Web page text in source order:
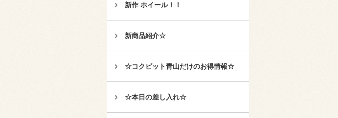
新作 ホイール！！
新商品紹介☆
☆コクピット青山だけのお得情報☆
☆本日の差し入れ☆